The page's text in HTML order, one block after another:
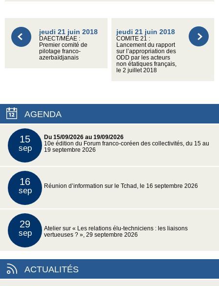
jeudi 21 juin 2018
DAECT/MEAE :
Premier comité de
pilotage franco-
azerbaïdjanais
jeudi 21 juin 2018
COMITE 21 :
Lancement du rapport
sur l’appropriation des
ODD par les acteurs
non étatiques français,
le 2 juillet 2018
AGENDA
15
sep
Du 15/09/2026 au 19/09/2026
10e édition du Forum franco-coréen des collectivités, du 15 au
19 septembre 2026
16
sep Réunion d’information sur le Tchad, le 16 septembre 2026
29
sep
Atelier sur « Les relations élu-techniciens : les liaisons
vertueuses ? », 29 septembre 2026
ACTUALITÉS